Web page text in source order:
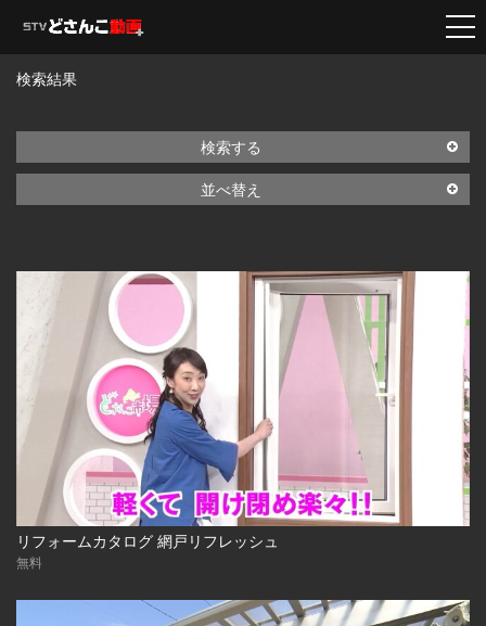
検索結果
検索する
並べ替え
リフォームカタログ 網戸リフレッシュ
無料